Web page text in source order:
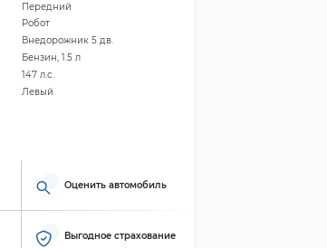
Передний
Робот
Внедорожник 5 дв.
Бензин, 1.5 л
147 л.с.
Левый
Оценить автомобиль
Выгодное страхование